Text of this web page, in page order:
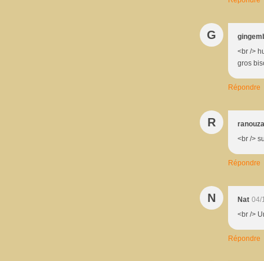
G
<br />
gros
Répondre
R
ranouza
<br />
Répondre
N Nat 04/
<br />
Répondre